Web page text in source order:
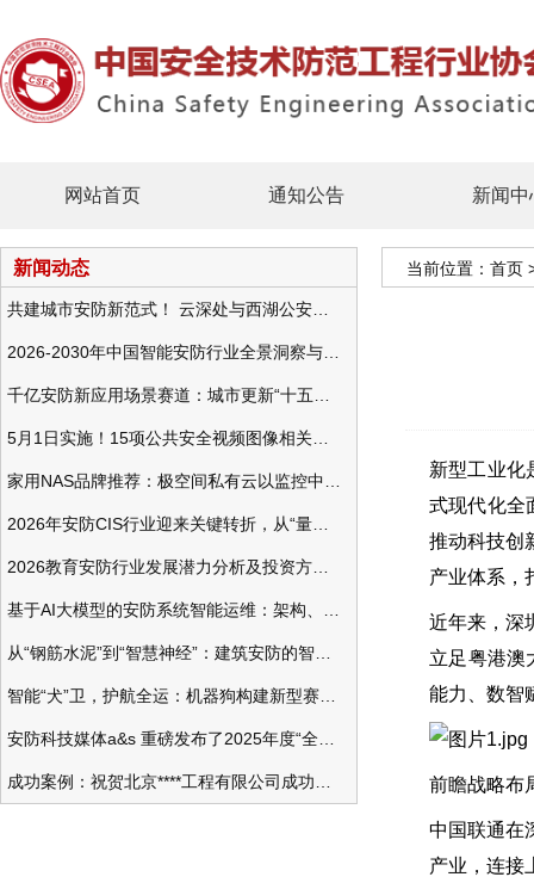
网站首页 通知公告 新闻中
新闻动态 当前位置： 首页
新型工业化
式现代化全
推动科技创
产业体系，
近年来，深
立足粤港澳
能力、数智
前瞻战略布
中国联通在
产业，连接